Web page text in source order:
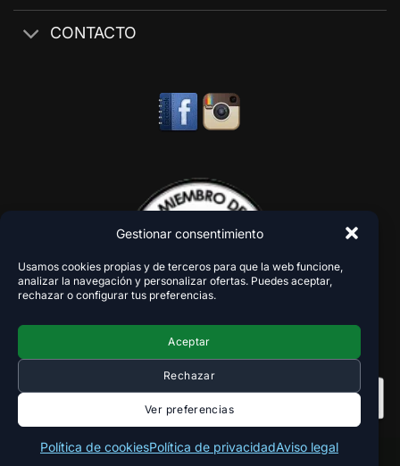
Gestionar consentimiento
Usamos cookies propias y de terceros para que la web funcione,
analizar la navegación y personalizar ofertas. Puedes aceptar,
rechazar o configurar tus preferencias.
Aceptar
Rechazar
Ver preferencias
Política de cookiesPolítica de privacidadAviso legal
CONTACTO
Copyright 2018-2026 - VaperZone ®